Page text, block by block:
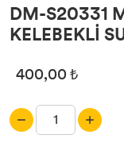
DM-S20331
KELEBEKLİ
400,00 ₺